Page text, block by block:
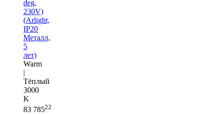
deg,
230V)
(Arlight,
IP20
Металл,
5
лет)
Warm
|
Тёплый
3000
K
83 78522